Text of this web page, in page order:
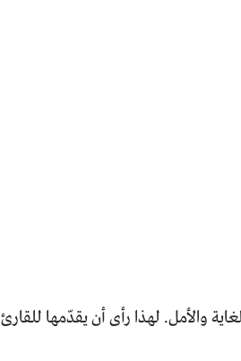
والأمل. لهذا رأى أن يقدّمها للقارئ